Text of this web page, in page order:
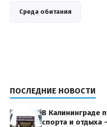
Среда обитания
ПОСЛЕДНИЕ НОВОСТИ
В Калининграде
спорта и отдыха